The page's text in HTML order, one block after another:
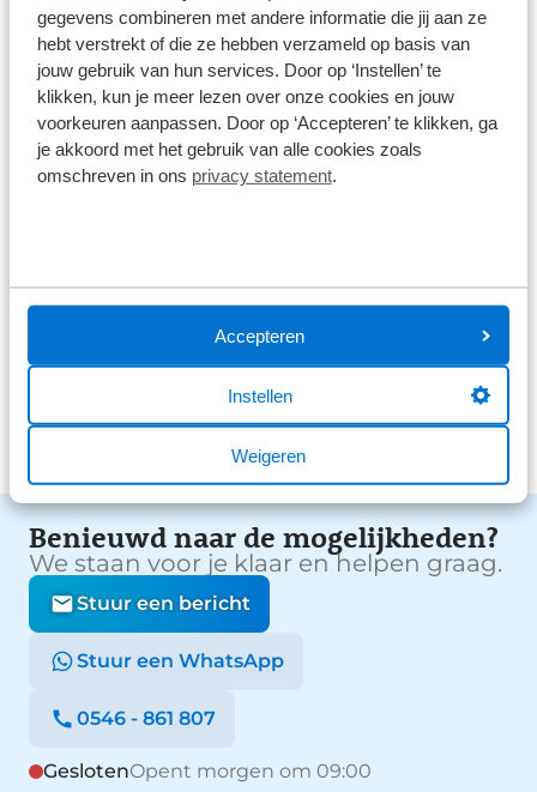
gegevens combineren met andere informatie die jij aan ze
hebt verstrekt of die ze hebben verzameld op basis van
jouw gebruik van hun services. Door op ‘Instellen’ te
klikken, kun je meer lezen over onze cookies en jouw
voorkeuren aanpassen. Door op ‘Accepteren’ te klikken, ga
je akkoord met het gebruik van alle cookies zoals
omschreven in ons privacy statement.
Accepteren
Instellen
Weigeren
9,01586 reviews
5 1168 reviews
4
Benieuwd naar de mogelijkheden?
We staan voor je klaar en helpen graag.
Stuur een bericht
Stuur een WhatsApp
0546 - 861 807
GeslotenOpent morgen om 09:00